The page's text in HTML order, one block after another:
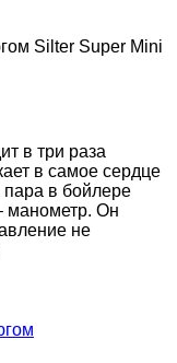
в три раза
в самое сердце
в бойлере
манометр. Он
не